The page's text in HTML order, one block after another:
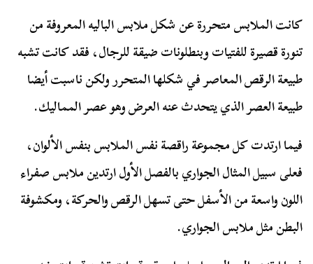
كانت الملابس متحررة عن شكل ملابس الباليه المعروفة من
تنورة قصيرة للفتيات وبنطلونات ضيقة للرجال، فقد كانت تشبه
طبيعة الرقص المعاصر في شكلها المتحرر ولكن ناسبت أيضا
طبيعة العصر الذي يتحدث عنه العرض وهو عصر المماليك.
فيما ارتدت كل مجموعة راقصة نفس الملابس بنفس الألوان،
فعلى سبيل المثال الجواري بالفصل الأول ارتدين ملابس صفراء
اللون واسعة من الأسفل حتى تسهل الرقص والحركة، ومكشوفة
البطن مثل ملابس الجواري.